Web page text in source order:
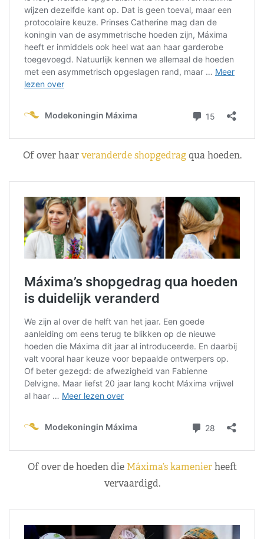
Of over haarveranderde shopgedragqua hoeden.
Of over de hoeden die Máxima’s kamenierheeft
vervaardigd.